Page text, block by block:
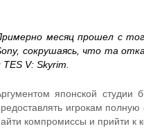
месяц прошел с
сокрушаясь, что та
TES V: Skyrim.
японской студии
игрокам
компромиссы и прийти к